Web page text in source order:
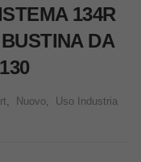
134R
DA
, Nuovo,
Uso Industria